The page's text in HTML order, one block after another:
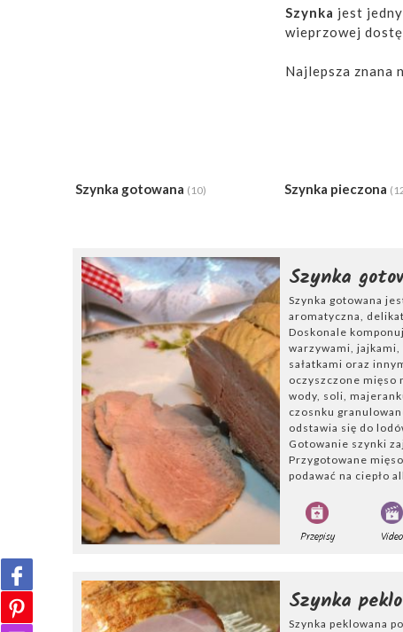
Szynka jest
wieprzowej
Najlepsza znana
wcześniej
kapuście
Jednym ze
szynki będzie
pomocą
Warto dodać, że
parmeńska,
andaluzyjska (
Sprawdźcie
pieczona szynka
także w roli
Szynka gotowana (10) Szynka pieczona
Szynka
Szynka gotowana
aromatyczna,
Doskonale
warzywami,
sałatkami oraz
oczyszczone mięso
wody, soli,
czosnku
odstawia się do
Gotowanie szynki
Przygotowane
podawać na ciepło
Przepisy Video
Szynka
Szynka peklowana